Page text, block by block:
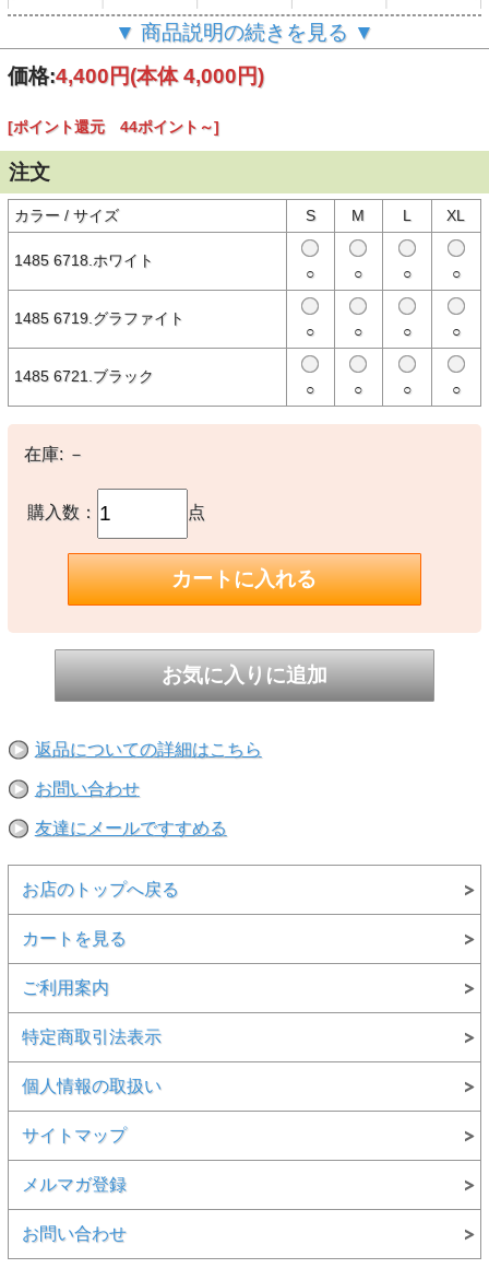
（単位：cm）
【商品説明】
NEW ERA®（ニューエラ）の半袖Tシャツ。
かつて使用されていたタグライン「Originators of the True Fitted」
をモチーフにしたサークルロゴコレクション。 ラバープリントによ
ボディはしっかりとした着心地で、ニューエラオリジナルのレギュラ
ーフィットは幅広いスタイルにマッチ。
New Era®は米国で1920年に設立された100年を超える歴史を持つス
ポーツ・ライフスタイルブランドです。
ランド、アーティストとのコラボレーションや、新しいスタイル、カ
テゴリーの商品を生み続けることで、ファッション・カルチャーの領
域でも高い支持を受けています。
代表的なモデルの59FIFTY®をはじめ、多彩なシルエットのヘッドウ
ェアから、アパレル、バッグ、アクセサリーまで多彩なラインナップ
を展開しています。
【素材】
〇本体：コットン
【備考】
※撮影時の環境やご使用のPCモニター等の環境により実際の色味と
多少異なる場合があります。
ご注文時に「在庫あり」の表示でも、実際は売り違いにより欠品が発
生し、やむをえずご注文をキャンセルさせていただく場合がございま
うえ注文いただきますようお願い申し上げます。
▼ 商品説明の続きを見る ▼
価格:4,400円(本体 4,000円)
[ポイント還元 44ポイント～]
注文
カラー / サイズ S M L XL
1485 6718.ホワイト
○
○ ○ ○
1485 6719.グラファイト
○
○ ○ ○
1485 6721.ブラック
○
○ ○ ○
在庫: －
購入数： 点
返品についての詳細はこちら
お問い合わせ
友達にメールですすめる
お店のトップへ戻る
カートを見る
ご利用案内
特定商取引法表示
個人情報の取扱い
サイトマップ
メルマガ登録
お問い合わせ